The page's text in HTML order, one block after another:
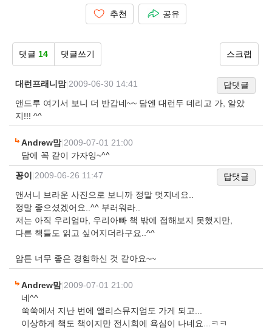
추천 공유
댓글 14 댓글쓰기 스크랩
대런프래니맘| 2009-06-30 14:41
답댓글
앤드루 여기서 보니 더 반갑네~~ 담엔 대런두 데리고 가, 알았
지!!! ^^
Andrew맘| 2009-07-01 21:00
담에 꼭 같이 가자잉~^^
꽁이 2009-06-26 11:47
답댓글
앤서니 브라운 사진으로 보니까 정말 멋지네요..
정말 좋으셨겠어요..^^ 부러워라..
저는 아직 우리엄마, 우리아빠 책 밖에 접해보지 못했지만,
다른 책들도 읽고 싶어지더라구요..^^
암튼 너무 좋은 경험하신 것 같아요~~
Andrew맘| 2009-07-01 21:00
네^^
쑥쑥에서 지난 번에 앨리스뮤지엄도 가게 되고...
이상하게 책도 책이지만 전시회에 욕심이 나네요...ㅋㅋ